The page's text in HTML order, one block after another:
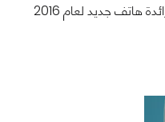
بعد فترة لم نشهد فيها هواتف ذكية جديدة رجعت الشركات بهواتف جديدة خارقة لتزيد حدة التنافس فيما بينها فأطلقت الشركات الرائدة هاتف جديد لعام 2016